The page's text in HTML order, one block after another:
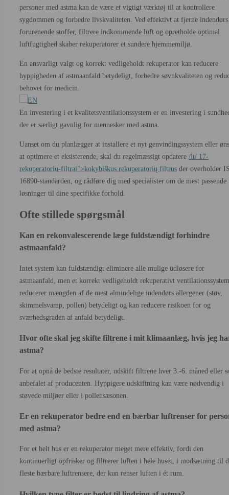
personer med astma kan de være et vigtigt værktøj til at kontrollere
sygdommen og forbedre livskvaliteten. Ved effektivt at fjerne indendørs
forurenende stoffer, filtrere indkommende luft og opretholde optimal
luftfugtighed skaber rekuperatorer et sundere hjemmemiljø.
En ansvarligt valgt og korrekt vedligeholdt rekuperator kan reducere
hyppigheden af astmaanfald betydeligt, forbedre søvnkvaliteten og
behovet for medicin.
En investering i et kvalitetsventilationssystem er en investering i
der er særligt gavnlig for mennesker med astma.
Uanset om du planlægger at installere et nyt genvindingssystem eller
at optimere et eksisterende, skal du regelmæssigt opdatere /lt/ 17-
rekuperatoriu-filtrai">kokybiškus rekuperatorių filtrus der overholder
16890-standarden, og rådføre dig med specialister om de mest passende
løsninger til dine specifikke forhold.
Ofte stillede spørgsmål
Kan en rekonvalescerende læge fuldstændigt forhindre
astmaanfald?
Intet system kan fuldstændigt eliminere alle mulige udløsere for
astmaanfald, men et korrekt vedligeholdt rekuperativt ventilationssystem
reducerer mængden af de mest almindelige indendørs allergener (støv,
skimmelsvamp, pollen) betydeligt og kan reducere risikoen for og
sværhedsgraden af anfald betydeligt.
Hvor ofte skal jeg skifte filtrene i mit klimaanlæg, hvis jeg
astma?
For at opnå de bedste resultater, udskift filtrene hver 3.-6. måned eller
anbefalet af producenten. Hyppigere udskiftning kan være nødvendig i
støvede miljøer eller i pollensæsonen.
Er en rekuperator bedre end en bærbar luftrenser for
med astma?
For et helt hus er en rekuperator meget mere effektiv, fordi den
kontinuerligt opfrisker og filtrerer luften i hele huset, i modsætning til
fleste bærbare luftrensere, der kun renser luften i ét rum.